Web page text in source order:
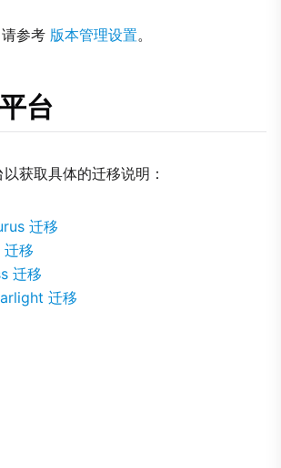
请参考 版本管理设置。
台
获取具体的迁移说明：
迁移
移
迁移
迁移